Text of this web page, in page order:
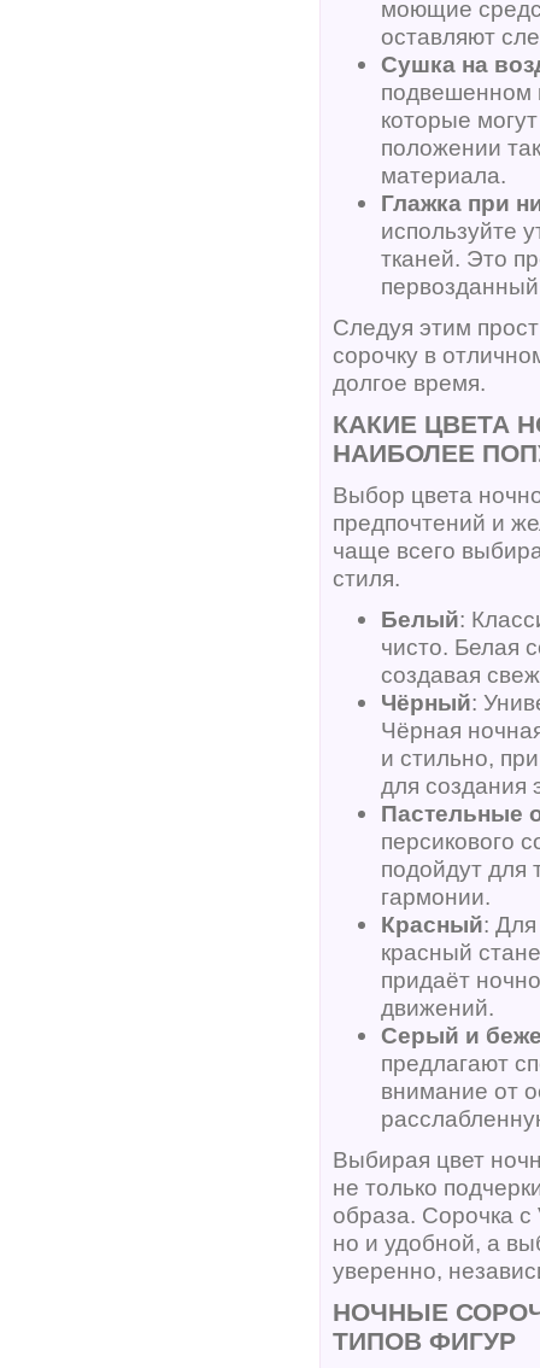
моющие
оставляют
Сушка на
подвешенном
которые
положении
материала.
Глажка при
используйте
тканей. Это
Следуя этим
сорочку в
долгое время.
КАКИЕ ЦВЕТА
НАИБОЛЕЕ
Выбор цвета
предпочтений и
чаще всего
стиля.
Белый:
чисто. Белая
создавая
Чёрный:
Чёрная
и стильно,
для создания
Пастельные
персикового
подойдут для
гармонии.
Красный: Для
красный
придаёт
движений.
Серый и
предлагают
внимание от
Выбирая цвет
не только
образа. Сорочка
но и удобной, а
уверенно,
НОЧНЫЕ
ТИПОВ ФИГУР